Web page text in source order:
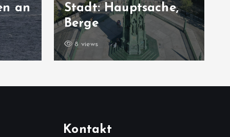
an
Stadt: Hauptsache,
Berge
8 views
Kontakt